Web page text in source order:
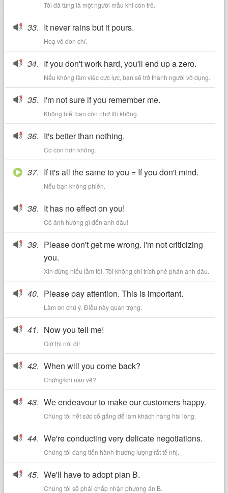
Tôi đã từng là một người mẫu khi còn trẻ.
33. It never rains but it pours.
Hoạ vô đơn chí.
34. If you don't work hard, you'll end up a zero.
Nếu không làm việc cực lực, bạn sẽ trở thành người vô dụng.
35. I'm not sure if you remember me.
Không biết bạn còn nhớ tôi không.
36. It's better than nothing.
Có còn hơn không.
37. If it's all the same to you = If you don't mind.
Nếu bạn không phiền.
38. It has no effect on you!
Có ảnh hưởng gì đến anh đâu!
39. Please don't get me wrong. I'm not criticizing
you.
Xin đừng hiểu lầm tôi. Tôi không chỉ trích phê phán anh đâu.
40. Please pay attention. This is important.
Làm ơn chú ý. Điều này quan trọng.
41. Now you tell me!
Giờ thì nói đi!
42. When will you come back?
Chừng/khi nào về?
43. We endeavour to make our customers happy.
Chúng tôi hết sức cố gắng để làm khách hàng hài lòng.
44. We're conducting very delicate negotiations.
Chúng tôi đang tiến hành thương lượng rất tế nhị.
45. We'll have to adopt plan B.
Chúng tôi sẽ phải chấp nhận phương án B.